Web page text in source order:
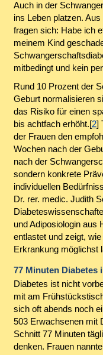
Auch in der
ins Leben platzen.
fragen sich: Habe ich
meinem Kind
mitbedingt und kein
Rund 10 Prozent der
Geburt normalisieren
das Risiko für einen
bis achtfach erhöht.[2]
der Frauen den
Wochen nach der
nach der
sondern konkrete
individuellen
Dr. rer. medic. Judith
und Adiposiologin aus
entlastet und zeigt,
Erkrankung möglichst
77 Minuten Diabetes
Diabetes ist nicht
mit am
sich oft abends noch
503 Erwachsenen mit
Schnitt 77 Minuten
denken. Frauen